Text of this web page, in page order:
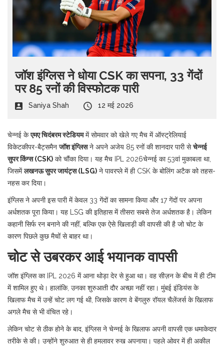
जॉश इंग्लिस ने धोया CSK का सपना, 33 गेंदों
पर 85 रनों की विस्फोटक पारी
Saniya Shah 12 मई 2026
चेन्नई केएमए चिदंबरम स्टेडियममें सोमवार को खेले गए मैच में ऑस्ट्रेलियाई
विकेटकीपर-बैट्समैनजॉश इंग्लिसने अपने अजेय 85 रनों की शानदार पारी सेचेन्नई
सुपर किंग्स (CSK) को चौंका दिया। यह मैच IPL 2026चेन्नई का 53वां मुकाबला था,
जिसमेंलखनऊ सुपर जायंट्स (LSG) ने पावरप्ले में ही CSK के बोलिंग अटैक को तहस-
नहस कर दिया।
इंग्लिस ने अपनी इस पारी में केवल 33 गेंदों का सामना किया और 17 गेंदों पर अपना
अर्धशतक पूरा किया। यह LSG की इतिहास में तीसरा सबसे तेज अर्धशतक है। लेकिन
कहानी सिर्फ रन बनाने की नहीं, बल्कि एक ऐसे खिलाड़ी की वापसी की है जो चोट के
कारण पिछले कुछ मैचों से बाहर था।
चोट से उबरकर आई भयानक वापसी
जॉश इंग्लिस का IPL 2026 में आना थोड़ा देर से हुआ था। वह सीज़न के बीच में ही टीम
में शामिल हुए थे। हालांकि, उनका शुरुआती दौर अच्छा नहीं रहा। मुंबई इंडियंस के
खिलाफ मैच में उन्हें चोट लग गई थी, जिसके कारण वे बेंगलुरु रॉयल चैलेंजर्स के खिलाफ
अगले मैच से भी वंचित रहे।
लेकिन चोट से ठीक होने के बाद, इंग्लिस ने चेन्नई के खिलाफ अपनी वापसी एक धमाकेदार
तरीके से की। उन्होंने शुरुआत से ही हमलावर रुख अपनाया। पहले ओवर में हीअकील